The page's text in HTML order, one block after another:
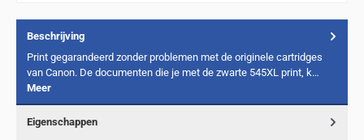
Beschrijving
Print gegarandeerd zonder problemen met de originele cartridges
van Canon. De documenten die je met de zwarte 545XL print, k…
Meer
Eigenschappen